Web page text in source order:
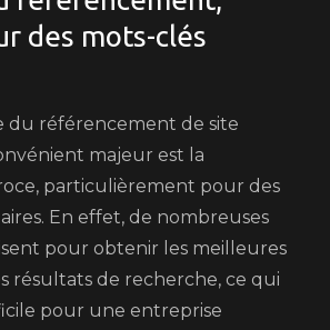
des mots-clés
du référencement de site
majeur est la
particulièrement pour des
En effet, de nombreuses
pour obtenir les meilleures
résultats de recherche, ce qui
pour une entreprise